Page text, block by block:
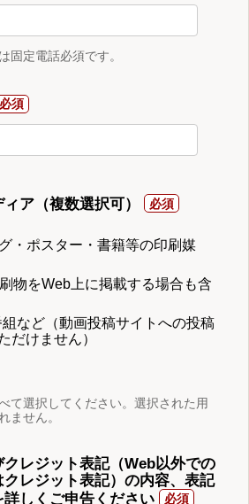
固定電話必須です。
ア（複数選択可）
・ポスター・書籍等の印刷媒
物をWeb上に掲載する場合も含
など（動画投稿サイトへの投稿
だけません）
て選択してください。選択された用
ません。
クレジット表記（Web以外での
クレジット表記）の内容、表記
しくご申告ください